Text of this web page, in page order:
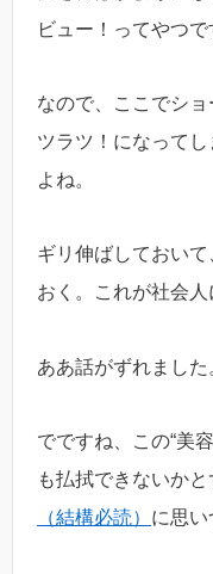
ビュー！ってやつで
なので、ここでシ
ツラツ！になって
よね。
ギリ伸ばしておい
おく。これが社会人
ああ話がずれました
でですね、この“美
も払拭できないかと
（結構必読） に思い